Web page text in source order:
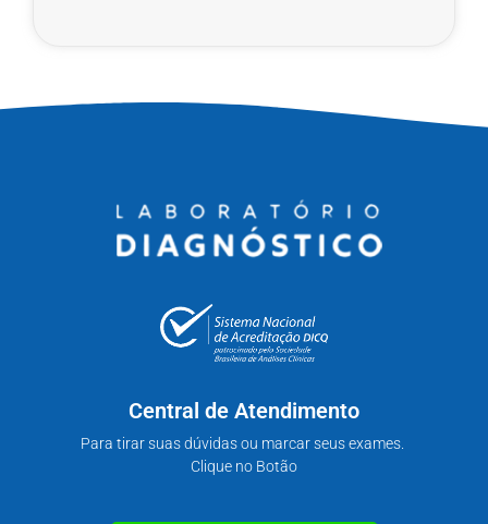
Central de Atendimento
Para tirar suas dúvidas ou marcar seus exames.
Clique no Botão